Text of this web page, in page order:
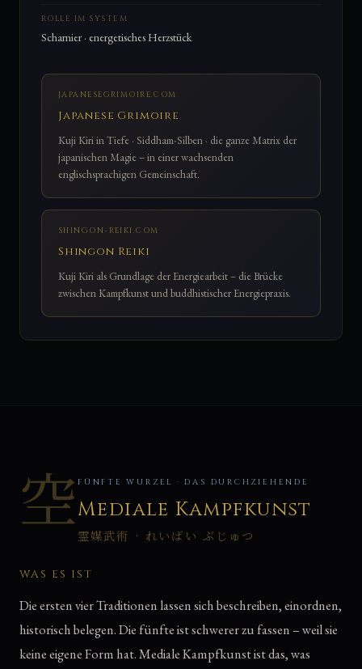
ROLLE IM SYSTEM
Scharnier · energetisches Herzstück
JAPANESEGRIMOIRE.COM
Japanese Grimoire
Kuji Kiri in Tiefe · Siddham-Silben · die ganze Matrix der
japanischen Magie – in einer wachsenden
englischsprachigen Gemeinschaft.
SHINGON-REIKI.COM
Shingon Reiki
Kuji Kiri als Grundlage der Energiearbeit – die Brücke
zwischen Kampfkunst und buddhistischer Energiepraxis.
空 FÜNFTE WURZEL · DAS DURCHZIEHENDE
Mediale Kampfkunst
霊媒武術 · れいばい ぶじゅつ
WAS ES IST
Die ersten vier Traditionen lassen sich beschreiben, einordnen,
historisch belegen. Die fünfte ist schwerer zu fassen – weil sie
keine eigene Form hat. Mediale Kampfkunst ist das, was